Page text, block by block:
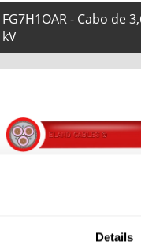
Details
FG7H1OAR - Cabo de
kV